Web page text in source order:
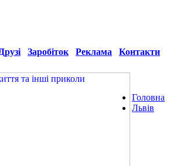
Друзі Заробіток Реклама Контакти
Головна
Львів